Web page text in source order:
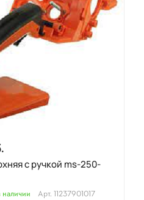
с ручкой ms-250-
наличии Арт. 11237901017